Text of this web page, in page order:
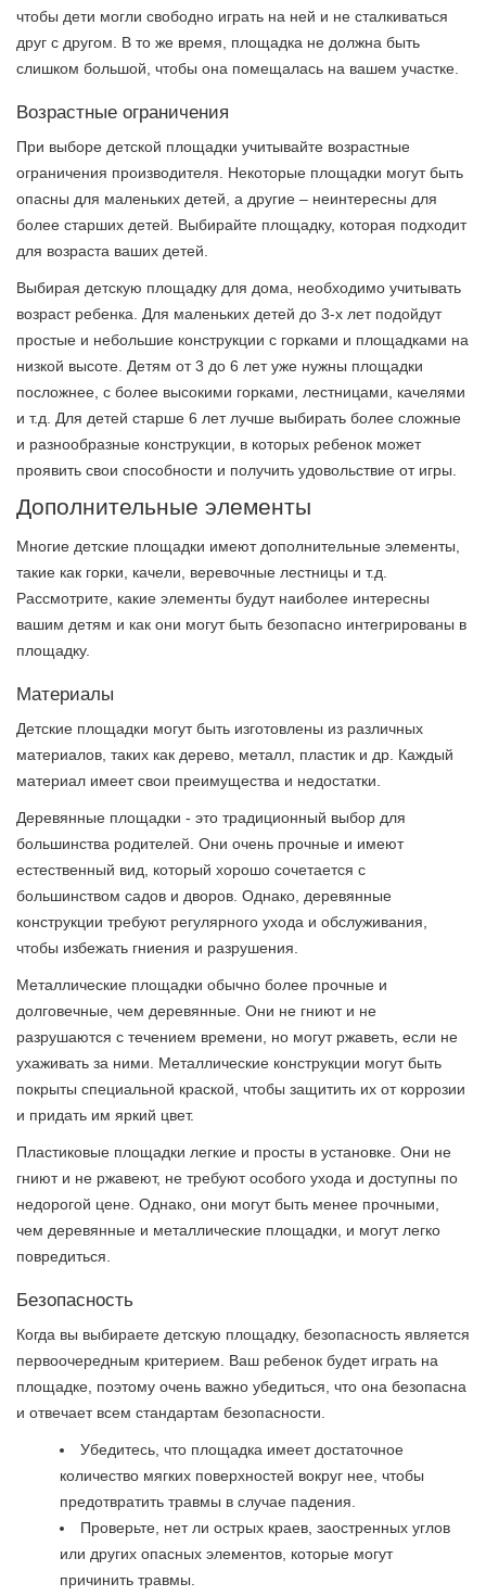
чтобы дети могли свободно играть на ней и не сталкиваться
друг с другом. В то же время, площадка не должна быть
слишком большой, чтобы она помещалась на вашем участке.
Возрастные ограничения
При выборе детской площадки учитывайте возрастные
ограничения производителя. Некоторые площадки могут быть
опасны для маленьких детей, а другие – неинтересны для
более старших детей. Выбирайте площадку, которая подходит
для возраста ваших детей.
Выбирая детскую площадку для дома, необходимо учитывать
возраст ребенка. Для маленьких детей до 3-х лет подойдут
простые и небольшие конструкции с горками и площадками на
низкой высоте. Детям от 3 до 6 лет уже нужны площадки
посложнее, с более высокими горками, лестницами, качелями
и т.д. Для детей старше 6 лет лучше выбирать более сложные
и разнообразные конструкции, в которых ребенок может
проявить свои способности и получить удовольствие от игры.
Дополнительные элементы
Многие детские площадки имеют дополнительные элементы,
такие как горки, качели, веревочные лестницы и т.д.
Рассмотрите, какие элементы будут наиболее интересны
вашим детям и как они могут быть безопасно интегрированы в
площадку.
Материалы
Детские площадки могут быть изготовлены из различных
материалов, таких как дерево, металл, пластик и др. Каждый
материал имеет свои преимущества и недостатки.
Деревянные площадки - это традиционный выбор для
большинства родителей. Они очень прочные и имеют
естественный вид, который хорошо сочетается с
большинством садов и дворов. Однако, деревянные
конструкции требуют регулярного ухода и обслуживания,
чтобы избежать гниения и разрушения.
Металлические площадки обычно более прочные и
долговечные, чем деревянные. Они не гниют и не
разрушаются с течением времени, но могут ржаветь, если не
ухаживать за ними. Металлические конструкции могут быть
покрыты специальной краской, чтобы защитить их от коррозии
и придать им яркий цвет.
Пластиковые площадки легкие и просты в установке. Они не
гниют и не ржавеют, не требуют особого ухода и доступны по
недорогой цене. Однако, они могут быть менее прочными,
чем деревянные и металлические площадки, и могут легко
повредиться.
Безопасность
Когда вы выбираете детскую площадку, безопасность является
первоочередным критерием. Ваш ребенок будет играть на
площадке, поэтому очень важно убедиться, что она безопасна
и отвечает всем стандартам безопасности.
Убедитесь, что площадка имеет достаточное
количество мягких поверхностей вокруг нее, чтобы
предотвратить травмы в случае падения.
Проверьте, нет ли острых краев, заостренных углов
или других опасных элементов, которые могут
причинить травмы.